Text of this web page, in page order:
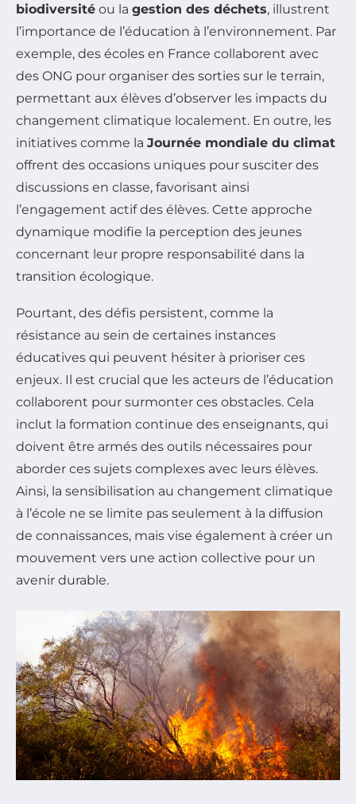
biodiversité ou la gestion des déchets, illustrent
l’importance de l’éducation à l’environnement. Par
exemple, des écoles en France collaborent avec
des ONG pour organiser des sorties sur le terrain,
permettant aux élèves d’observer les impacts du
changement climatique localement. En outre, les
initiatives comme la Journée mondiale du climat
offrent des occasions uniques pour susciter des
discussions en classe, favorisant ainsi
l’engagement actif des élèves. Cette approche
dynamique modifie la perception des jeunes
concernant leur propre responsabilité dans la
transition écologique.
Pourtant, des défis persistent, comme la
résistance au sein de certaines instances
éducatives qui peuvent hésiter à prioriser ces
enjeux. Il est crucial que les acteurs de l’éducation
collaborent pour surmonter ces obstacles. Cela
inclut la formation continue des enseignants, qui
doivent être armés des outils nécessaires pour
aborder ces sujets complexes avec leurs élèves.
Ainsi, la sensibilisation au changement climatique
à l’école ne se limite pas seulement à la diffusion
de connaissances, mais vise également à créer un
mouvement vers une action collective pour un
avenir durable.